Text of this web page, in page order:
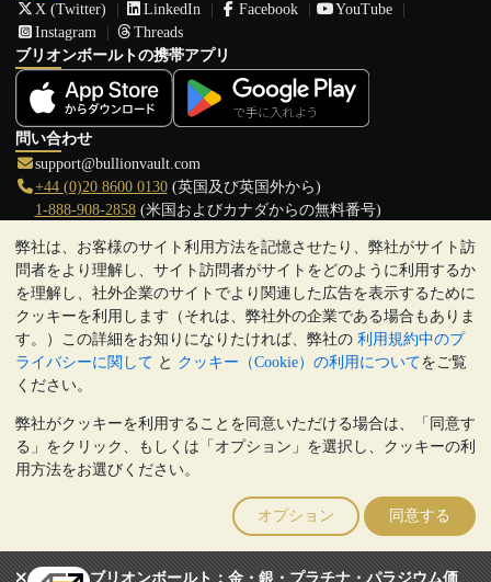
弊社は、お客様のサイト利用方法を記憶させたり、弊社がサイト訪
問者をより理解し、サイト訪問者がサイトをどのように利用するか
を理解し、社外企業のサイトでより関連した広告を表示するために
クッキーを利用します（それは、弊社外の企業である場合もありま
す。）この詳細をお知りになりたければ、弊社の 利用規約中のプ
ライバシーに関して と クッキー（Cookie）の利用についてをご覧
ください。
弊社がクッキーを利用することを同意いただける場合は、「同意す
る」をクリック、もしくは「オプション」を選択し、クッキーの利
用方法をお選びください。
オプション 同意する
ブリオンボールト：金・銀・プラチナ・パラジウム価
X (Twitter)
LinkedIn Facebook
YouTube
Instagram
Threads
ブリオンボールトの携帯アプリ
問い合わせ
support@bullionvault.com
+44 (0)20 8600 0130(英国及び英国外から)
1-888-908-2858(米国およびカナダからの無料番号)
クリックして通話を開始
営業時間:
9:00～20:30 (英国), 月曜日から金曜日
17:00～2:30（日本時間）, 月曜日から金曜日
Galmarley Ltd T/A BullionVault
3 Shortlands (7th Floor)
London
W6 8DA
United Kingdom
貴金属の価値は下落することもあれば上昇することもありま
す。過去の傾向は、将来の価格の動きを保証するものではありませ
ん。BullionVaultのウェブサイト上、もしくはBullionVaultとのコミ
ュニケーション上のいかなる内容も、投資に関する助言ではありま